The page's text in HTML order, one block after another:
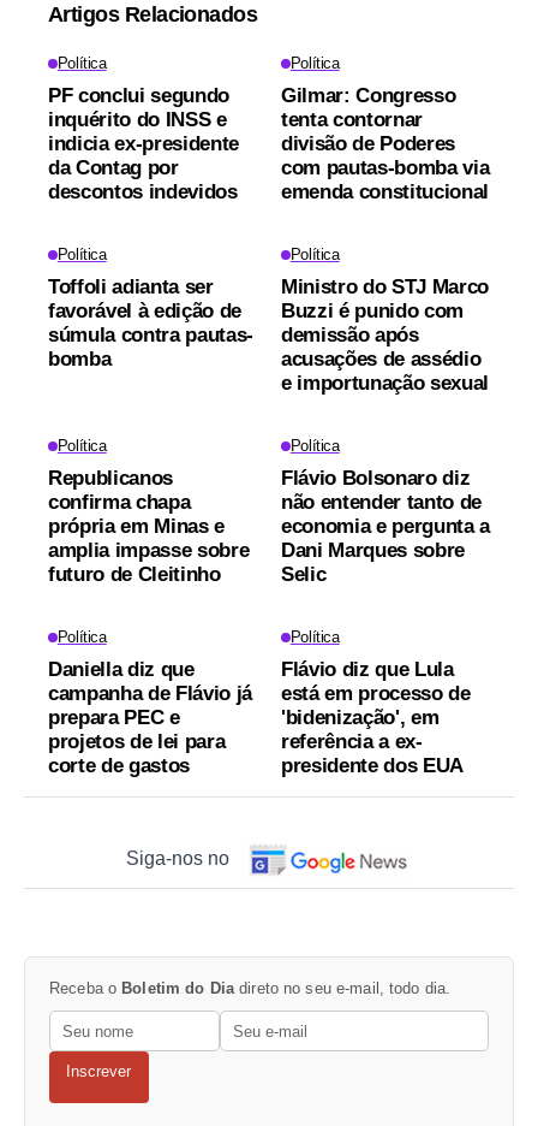
Artigos Relacionados
Política
PF conclui segundo
inquérito do INSS e
indicia ex-presidente
da Contag por
descontos indevidos
Política
Gilmar: Congresso
tenta contornar
divisão de Poderes
com pautas-bomba via
emenda constitucional
Política
Toffoli adianta ser
favorável à edição de
súmula contra pautas-
bomba
Política
Ministro do STJ Marco
Buzzi é punido com
demissão após
acusações de assédio
e importunação sexual
Política
Republicanos
confirma chapa
própria em Minas e
amplia impasse sobre
futuro de Cleitinho
Política
Flávio Bolsonaro diz
não entender tanto de
economia e pergunta a
Dani Marques sobre
Selic
Política
Daniella diz que
campanha de Flávio já
prepara PEC e
projetos de lei para
corte de gastos
Política
Flávio diz que Lula
está em processo de
'bidenização', em
referência a ex-
presidente dos EUA
Siga-nos no
Receba o Boletim do Dia direto no seu e-mail, todo dia.
Inscrever